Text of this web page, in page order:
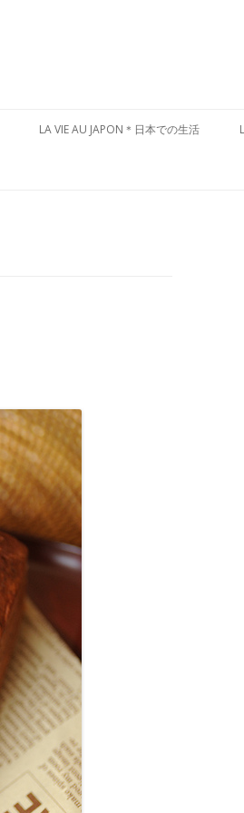
au
LA VIE AU JAPON＊日本での生活